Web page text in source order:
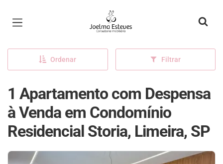
Página inicial
Ordenar Filtrar
1 Apartamento com Despensa
à Venda em Condomínio
Residencial Storia, Limeira, SP